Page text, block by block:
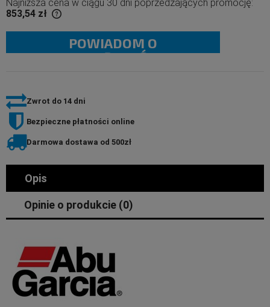
Najniższa cena w ciągu 30 dni poprzedzających promocję:
853,54 zł
went on
POWIADOM O
DOSTĘPNOŚCI
Zwrot do 14 dni
Bezpieczne płatności online
Darmowa dostawa od 500zł
Opis
Opinie o produkcie (0)